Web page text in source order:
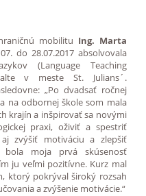
mobilitu Ing. Marta
do 28.07.2017 absolvovala
(Language Teaching
v meste St. Julians´.
„Po dvadsať ročnej
na odbornej škole som mala
krajín a inšpirovať sa novými
praxi, oživiť a spestriť
zvýšiť motiváciu a zlepšiť
moja prvá skúsenosť
ju veľmi pozitívne. Kurz mal
ktorý pokrýval široký rozsah
a zvýšenie motivácie.“